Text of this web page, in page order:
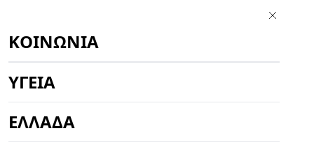
ΚΟΙΝΩΝΊΑ
ΥΓΕΊΑ
ΕΛΛΆΔΑ